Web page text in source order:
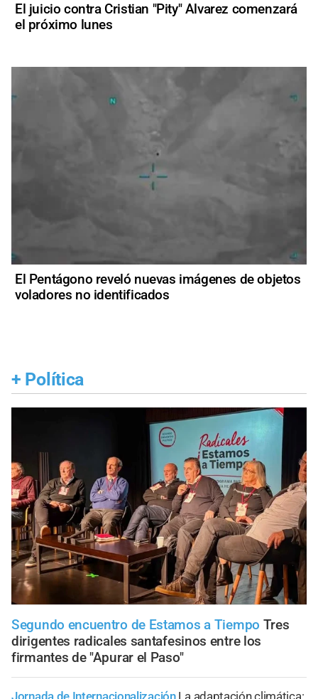
El juicio contra Cristian "Pity" Alvarez comenzará
el próximo lunes
El Pentágono reveló nuevas imágenes de objetos
voladores no identificados
+ Política
Segundo encuentro de Estamos a Tiempo Tres
dirigentes radicales santafesinos entre los
firmantes de "Apurar el Paso"